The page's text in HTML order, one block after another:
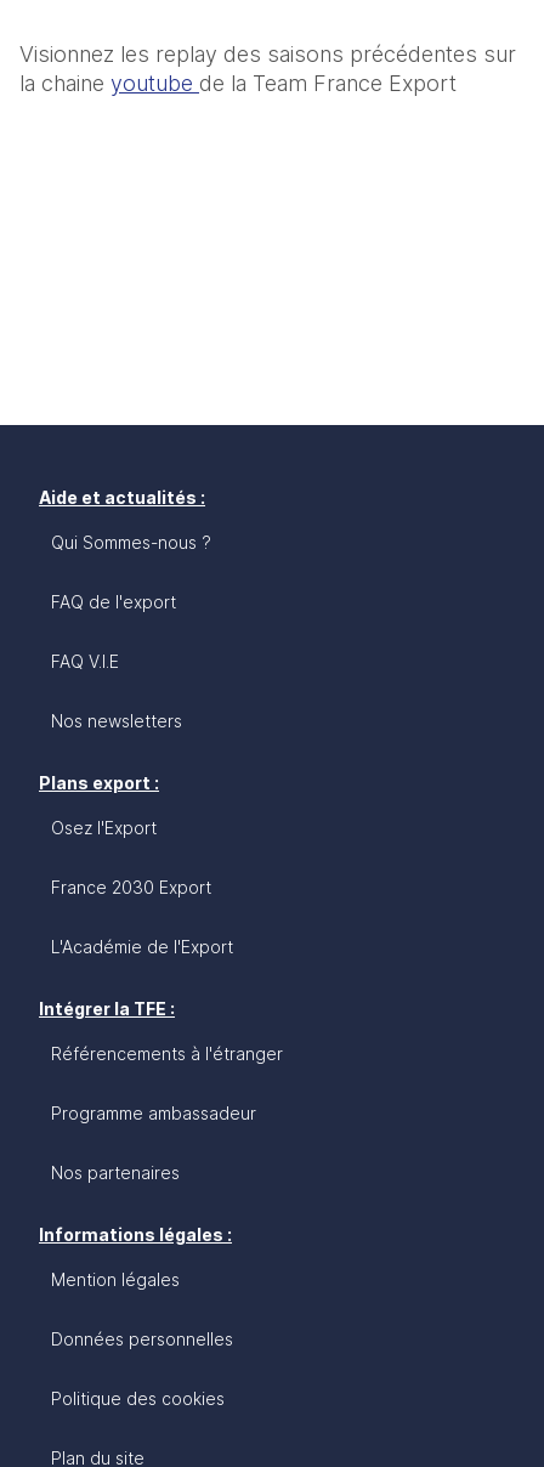
Visionnez les replay des saisons précédentes sur
la chaine youtube de la Team France Export
Aide et actualités :
Qui Sommes-nous ?
FAQ de l'export
FAQ V.I.E
Nos newsletters
Plans export :
Osez l'Export
France 2030 Export
L'Académie de l'Export
Intégrer la TFE :
Référencements à l'étranger
Programme ambassadeur
Nos partenaires
Informations légales :
Mention légales
Données personnelles
Politique des cookies
Plan du site